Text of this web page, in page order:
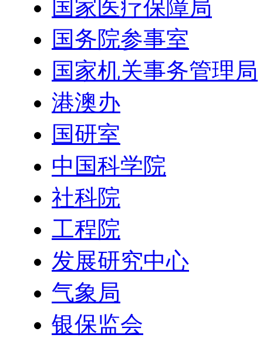
国家医疗保障局
国务院参事室
国家机关事务管理局
港澳办
国研室
中国科学院
社科院
工程院
发展研究中心
气象局
银保监会